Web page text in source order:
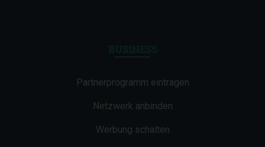
Partnerprogramm eintragen
Netzwerk anbinden
Werbung schalten